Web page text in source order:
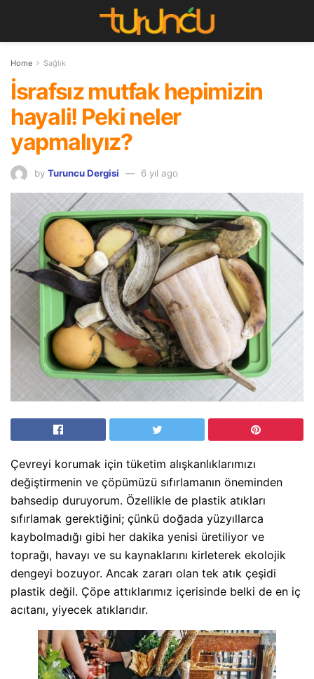
Home Sağlık
İsrafsız mutfak hepimizin
hayali! Peki neler
yapmalıyız?
by Turuncu Dergisi 6 yıl ago
Çevreyi korumak için tüketim alışkanlıklarımızı
değiştirmenin ve çöpümüzü sıfırlamanın öneminden
bahsedip duruyorum. Özellikle de plastik atıkları
sıfırlamak gerektiğini; çünkü doğada yüzyıllarca
kaybolmadığı gibi her dakika yenisi üretiliyor ve
toprağı, havayı ve su kaynaklarını kirleterek ekolojik
dengeyi bozuyor. Ancak zararı olan tek atık çeşidi
plastik değil. Çöpe attıklarımız içerisinde belki de en iç
acıtanı, yiyecek atıklarıdır.